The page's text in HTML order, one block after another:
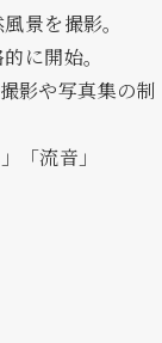
景を撮影。
に開始。
影や写真集の制
「流音」